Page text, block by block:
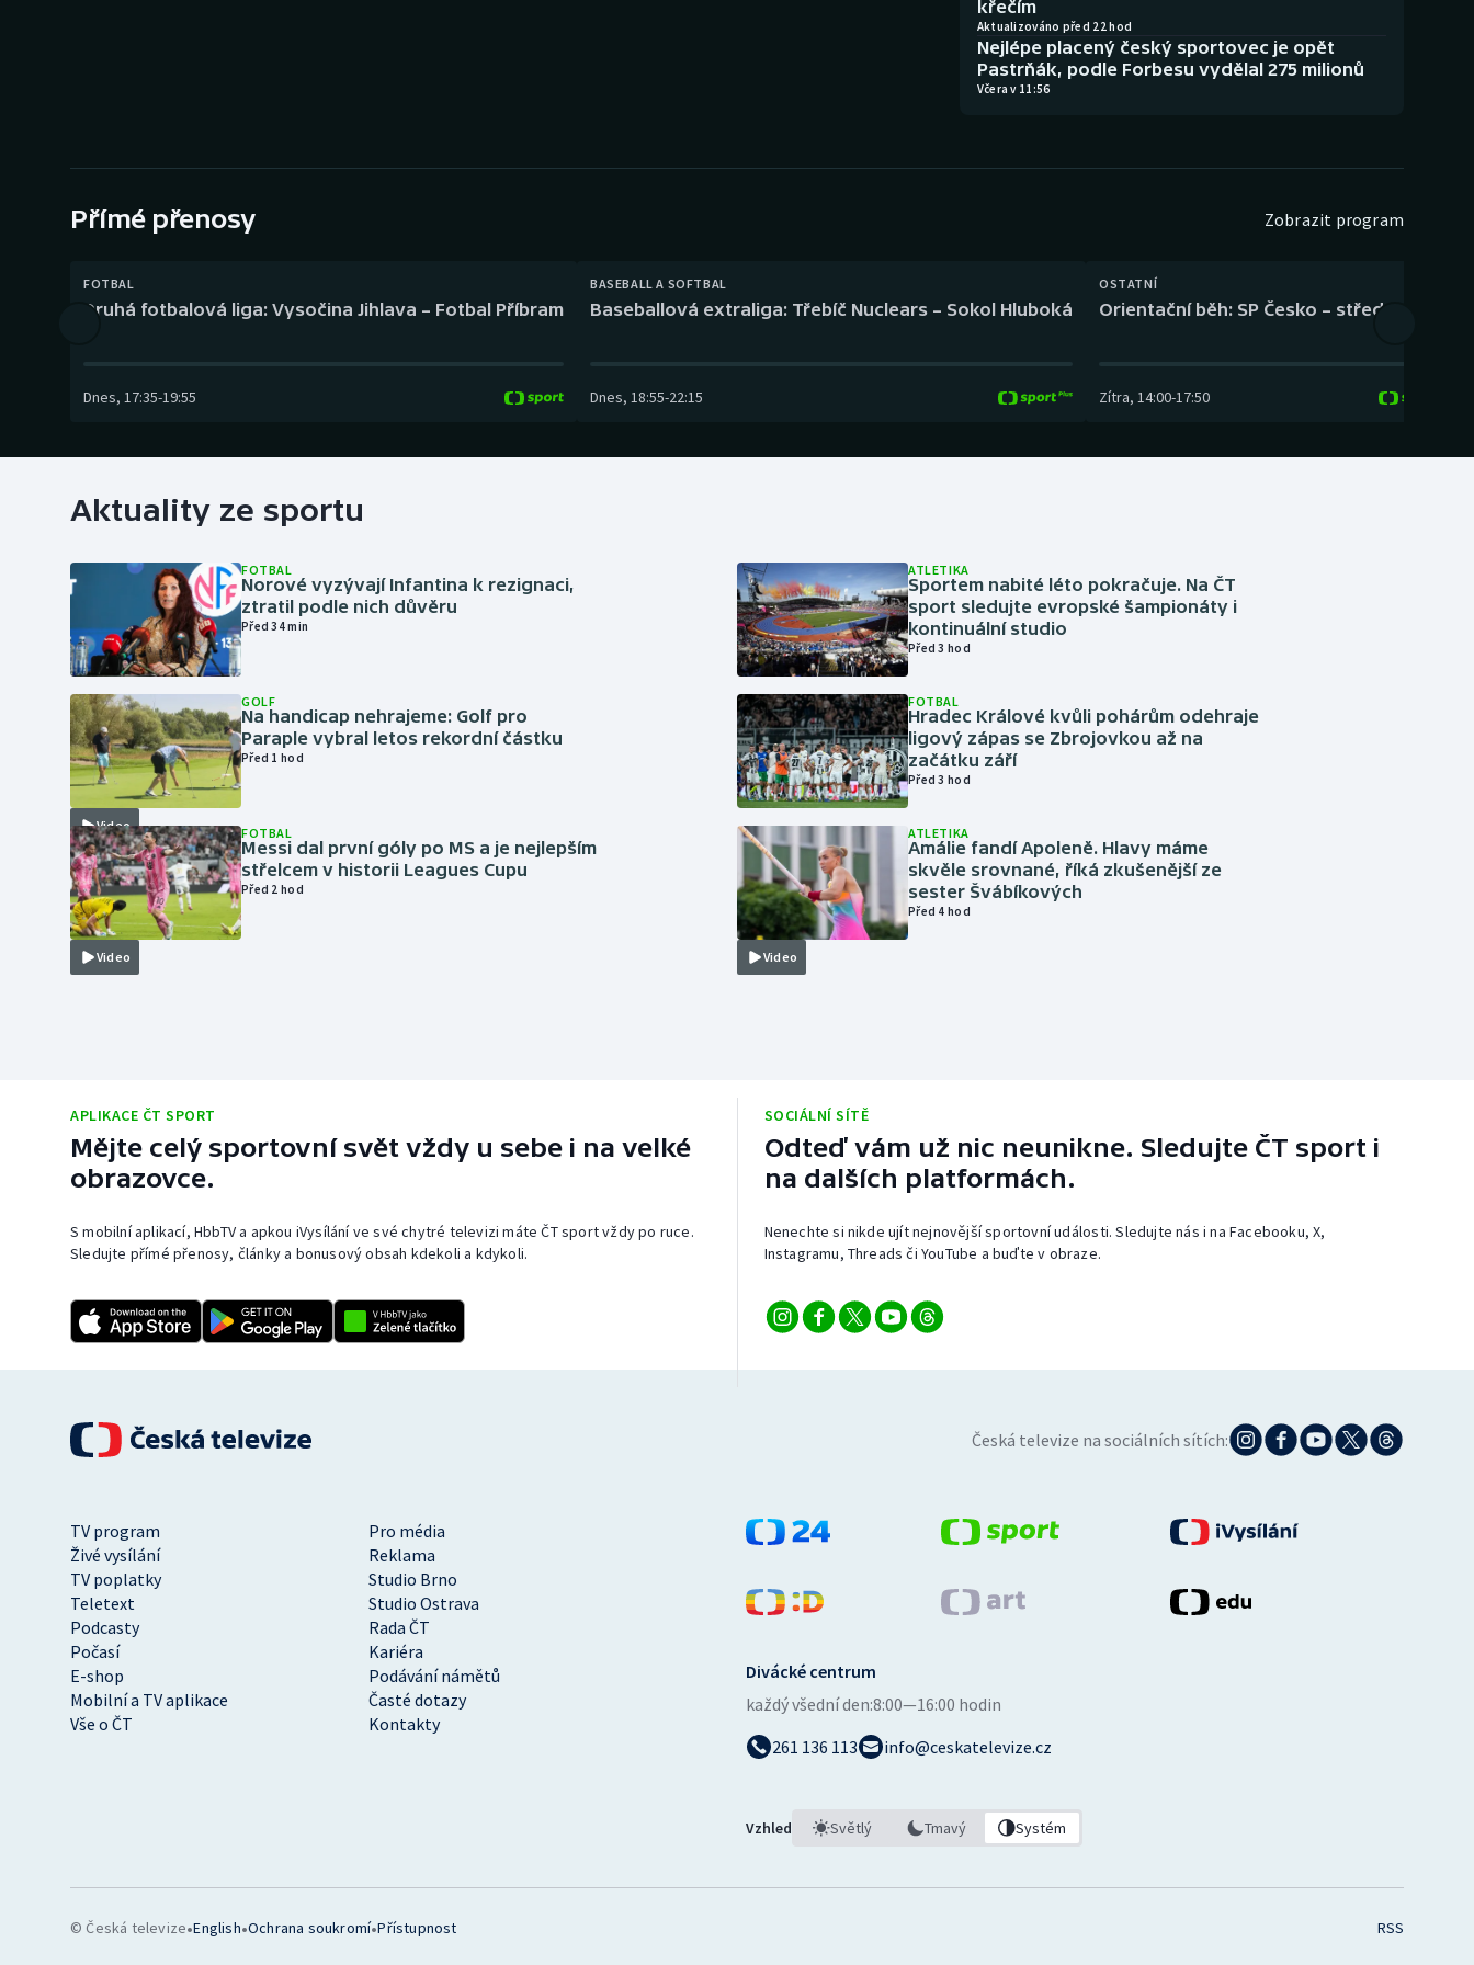
Futsal Parasport Volejbal
křečím
Aktualizováno před 22 hod
Nejlépe placený český sportovec je opět
Pastrňák, podle Forbesu vydělal 275 milionů
Včera v 11:56
Přímé přenosy Zobrazit program
FOTBAL
Druhá fotbalová liga: Vysočina Jihlava – Fotbal Příbram
Dnes, 17:35-19:55
BASEBALL A SOFTBAL
Baseballová extraliga: Třebíč Nuclears – Sokol Hluboká
Dnes, 18:55-22:15
OSTATNÍ
Orientační běh: SP Česko – střední trať
Zítra, 14:00-17:50
Aktuality ze sportu
FOTBAL
Norové vyzývají Infantina k rezignaci,
ztratil podle nich důvěru
Před 34 min
Video
GOLF
Na handicap nehrajeme: Golf pro
Paraple vybral letos rekordní částku
Před 1 hod
Video
FOTBAL
Messi dal první góly po MS a je nejlepším
střelcem v historii Leagues Cupu
Před 2 hod
ATLETIKA
Sportem nabité léto pokračuje. Na ČT
sport sledujte evropské šampionáty i
kontinuální studio
Před 3 hod
FOTBAL
Hradec Králové kvůli pohárům odehraje
ligový zápas se Zbrojovkou až na
začátku září
Před 3 hod
Video
ATLETIKA
Amálie fandí Apoleně. Hlavy máme
skvěle srovnané, říká zkušenější ze
sester Švábíkových
Před 4 hod
APLIKACE ČT SPORT
Mějte celý sportovní svět vždy u sebe i na velké
obrazovce.
S mobilní aplikací, HbbTV a apkou iVysílání ve své chytré televizi máte ČT sport vždy po ruce.
Sledujte přímé přenosy, články a bonusový obsah kdekoli a kdykoli.
SOCIÁLNÍ SÍTĚ
Odteď vám už nic neunikne. Sledujte ČT sport i
na dalších platformách.
Nenechte si nikde ujít nejnovější sportovní události. Sledujte nás i na Facebooku, X,
Instagramu, Threads či YouTube a buďte v obraze.
Česká televize na sociálních sítích:
TV program
Pro média
Živé vysílání
Reklama
TV poplatky
Studio Brno
Teletext
Studio Ostrava
Podcasty
Rada ČT
Počasí
Kariéra
E-shop
Podávání námětů
Mobilní a TV aplikace
Časté dotazy
Vše o ČT
Kontakty
Divácké centrum
každý všední den:8:00—16:00 hodin
261 136 113
info@ceskatelevize.cz
Vzhled Světlý Tmavý Systém
© Česká televize•English•Ochrana soukromí•Přístupnost RSS